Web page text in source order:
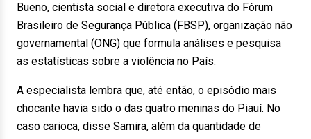
Bueno, cientista social e diretora executiva do Fórum
Brasileiro de Segurança Pública (FBSP), organização não
governamental (ONG) que formula análises e pesquisa
as estatísticas sobre a violência no País.
A especialista lembra que, até então, o episódio mais
chocante havia sido o das quatro meninas do Piauí. No
caso carioca, disse Samira, além da quantidade de